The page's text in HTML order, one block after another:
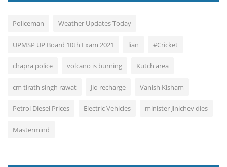
Policeman Weather Updates Today
UPMSP UP Board 10th Exam 2021 lian #Cricket
chapra police volcano is burning Kutch area
cm tirath singh rawat Jio recharge Vanish Kisham
Petrol Diesel Prices Electric Vehicles minister Jinichev dies
Mastermind